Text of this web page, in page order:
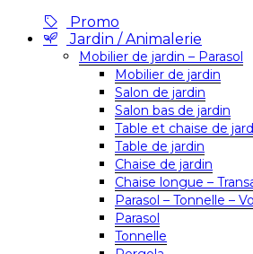
Promo
Jardin / Animalerie
Mobilier de jardin – Parasol
Mobilier de jardin
Salon de jardin
Salon bas de jardin
Table et chaise de
Table de jardin
Chaise de jardin
Chaise longue –
Parasol – Tonnelle –
Parasol
Tonnelle